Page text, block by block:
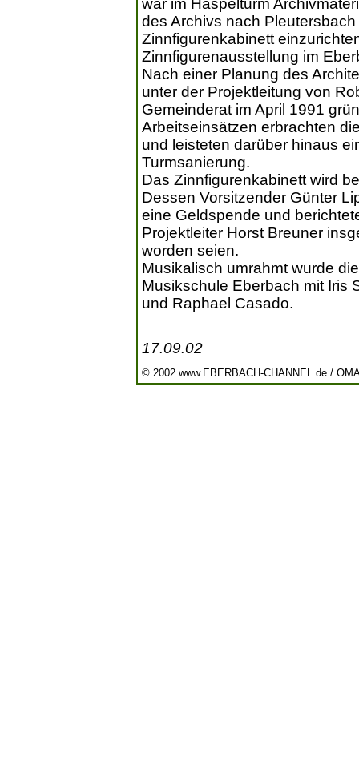
war im Haspelturm
des Archivs nach
Zinnfigurenkabinett
Zinnfigurenausstellung im
Nach einer Planung des
unter der Projektleitung von
Gemeinderat im April 1991
Arbeitseinsätzen erbrachten
und leisteten darüber hinaus
Turmsanierung.
Das Zinnfigurenkabinett wird
Dessen Vorsitzender Günter
eine Geldspende und
Projektleiter Horst Breuner
worden seien.
Musikalisch umrahmt wurde
Musikschule Eberbach mit Iris
und Raphael Casado.
17.09.02
© 2002 www.EBERBACH-CHANNEL.de /